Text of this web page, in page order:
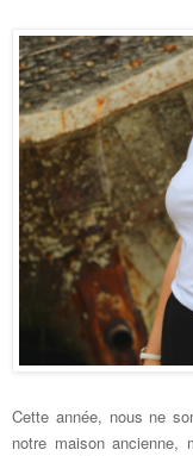
Cette année, nous ne
notre maison ancienne,